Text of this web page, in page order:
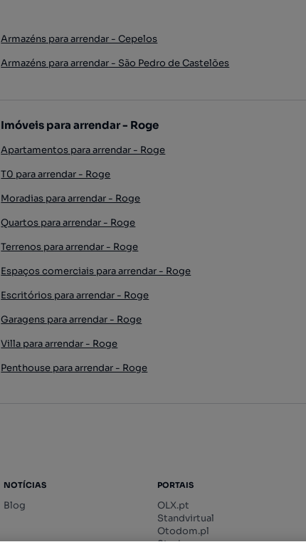
Armazéns para arrendar - Cepelos
Armazéns para arrendar - São Pedro de Castelões
Imóveis para arrendar - Roge
Apartamentos para arrendar - Roge
T0 para arrendar - Roge
Moradias para arrendar - Roge
Quartos para arrendar - Roge
Terrenos para arrendar - Roge
Espaços comerciais para arrendar - Roge
Escritórios para arrendar - Roge
Garagens para arrendar - Roge
Villa para arrendar - Roge
Penthouse para arrendar - Roge
NOTÍCIAS
Blog
PORTAIS
OLX.pt
Standvirtual
Otodom.pl